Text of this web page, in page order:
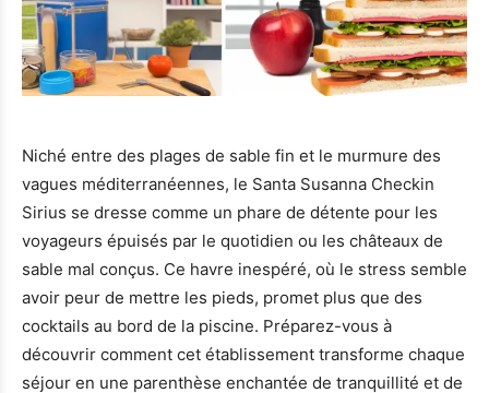
Niché entre des plages de sable fin et le murmure des
vagues méditerranéennes, le Santa Susanna Checkin
Sirius se dresse comme un phare de détente pour les
voyageurs épuisés par le quotidien ou les châteaux de
sable mal conçus. Ce havre inespéré, où le stress semble
avoir peur de mettre les pieds, promet plus que des
cocktails au bord de la piscine. Préparez-vous à
découvrir comment cet établissement transforme chaque
séjour en une parenthèse enchantée de tranquillité et de